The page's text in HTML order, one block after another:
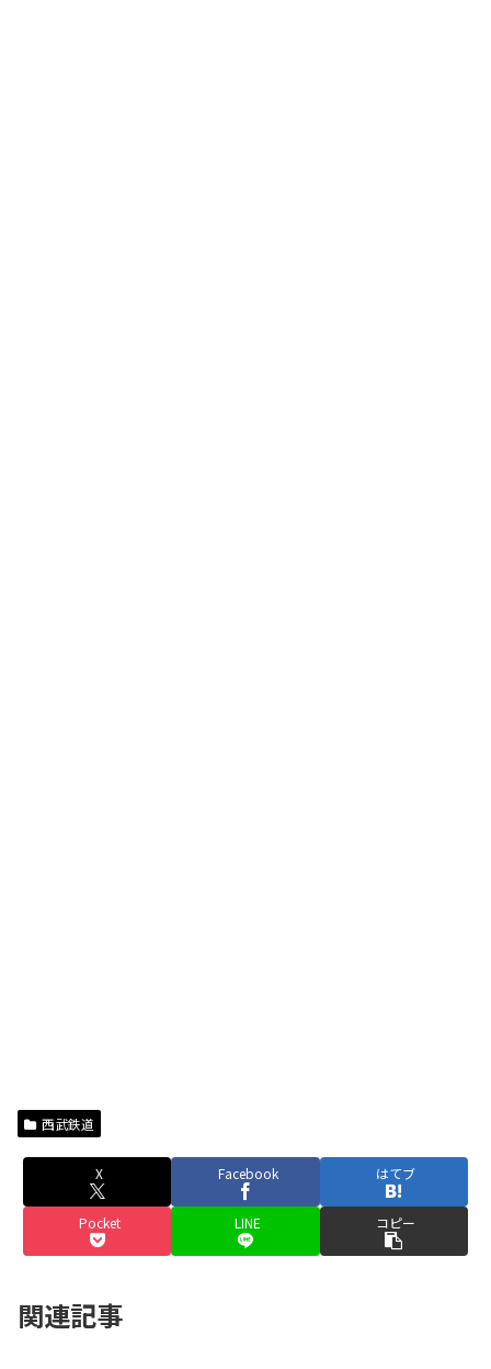
西武鉄道
X Facebook はてブ
Pocket LINE コピー
関連記事